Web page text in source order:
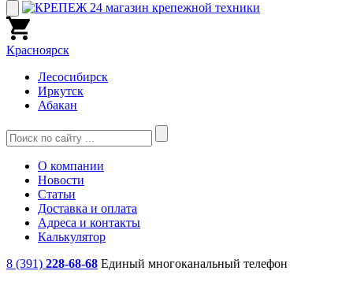
Красноярск
Лесосибирск
Иркутск
Абакан
О компании
Новости
Статьи
Доставка и оплата
Адреса и контакты
Калькулятор
8 (391) 228-68-68 Единый многоканальный телефон